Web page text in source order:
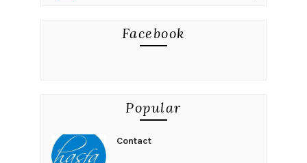
Facebook
Popular
Contact